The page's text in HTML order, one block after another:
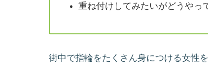
重ね付けしてみたいがどうやっ
街中で指輪をたくさん身につける女性